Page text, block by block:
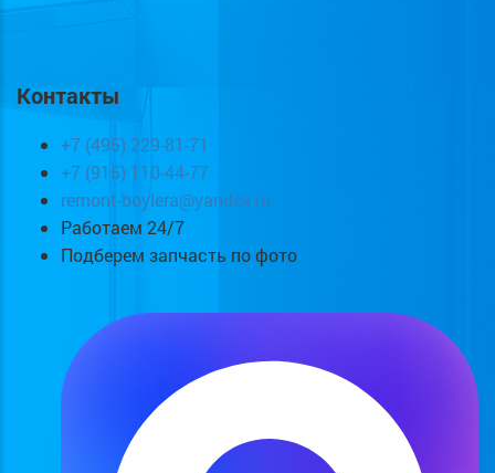
Контакты
+7 (495) 229-81-71
+7 (915) 110-44-77
remont-boylera@yandex.ru
Работаем 24/7
Подберем запчасть по фото